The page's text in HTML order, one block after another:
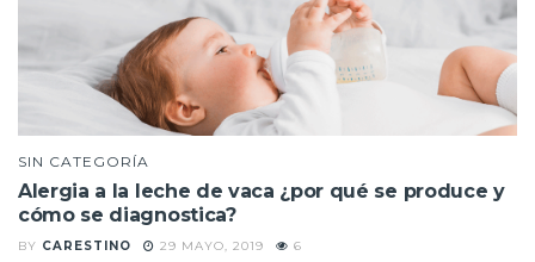
SIN CATEGORÍA
Alergia a la leche de vaca ¿por qué se produce y
cómo se diagnostica?
BY CARESTINO 29 MAYO, 2019 6